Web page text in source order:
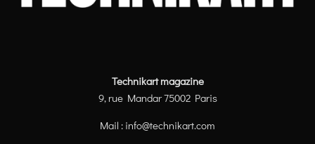
Technikart magazine
9, rue Mandar 75002 Paris
Mail : info@technikart.com